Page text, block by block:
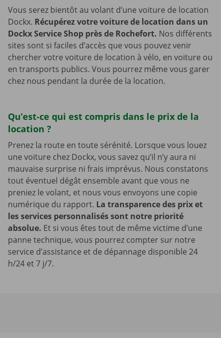
Vous serez bientôt au volant d’une voiture de location
Dockx. Récupérez votre voiture de location dans un
Dockx Service Shop près de Rochefort. Nos différents
sites sont si faciles d’accès que vous pouvez venir
chercher votre voiture de location à vélo, en voiture ou
en transports publics. Vous pourrez même vous garer
chez nous pendant la durée de la location.
Qu’est-ce qui est compris dans le prix de la
location ?
Prenez la route en toute sérénité. Lorsque vous louez
une voiture chez Dockx, vous savez qu’il n’y aura ni
mauvaise surprise ni frais imprévus. Nous constatons
tout éventuel dégât ensemble avant que vous ne
preniez le volant, et nous vous envoyons une copie
numérique du rapport. La transparence des prix et
les services personnalisés sont notre priorité
absolue. Et si vous êtes tout de même victime d’une
panne technique, vous pourrez compter sur notre
service d’assistance et de dépannage disponible 24
h/24 et 7 j/7.